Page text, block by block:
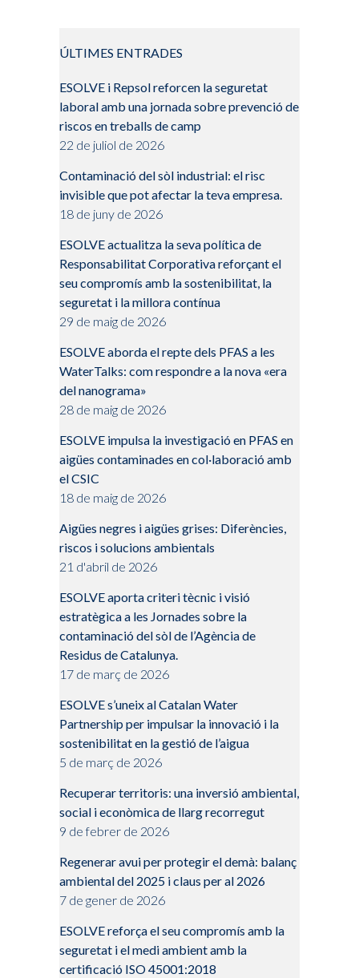
ÚLTIMES ENTRADES
ESOLVE i Repsol reforcen la seguretat
laboral amb una jornada sobre prevenció de
riscos en treballs de camp
22 de juliol de 2026
Contaminació del sòl industrial: el risc
invisible que pot afectar la teva empresa.
18 de juny de 2026
ESOLVE actualitza la seva política de
Responsabilitat Corporativa reforçant el
seu compromís amb la sostenibilitat, la
seguretat i la millora contínua
29 de maig de 2026
ESOLVE aborda el repte dels PFAS a les
WaterTalks: com respondre a la nova «era
del nanograma»
28 de maig de 2026
ESOLVE impulsa la investigació en PFAS en
aigües contaminades en col·laboració amb
el CSIC
18 de maig de 2026
Aigües negres i aigües grises: Diferències,
riscos i solucions ambientals
21 d'abril de 2026
ESOLVE aporta criteri tècnic i visió
estratègica a les Jornades sobre la
contaminació del sòl de l’Agència de
Residus de Catalunya.
17 de març de 2026
ESOLVE s’uneix al Catalan Water
Partnership per impulsar la innovació i la
sostenibilitat en la gestió de l’aigua
5 de març de 2026
Recuperar territoris: una inversió ambiental,
social i econòmica de llarg recorregut
9 de febrer de 2026
Regenerar avui per protegir el demà: balanç
ambiental del 2025 i claus per al 2026
7 de gener de 2026
ESOLVE reforça el seu compromís amb la
seguretat i el medi ambient amb la
certificació ISO 45001:2018